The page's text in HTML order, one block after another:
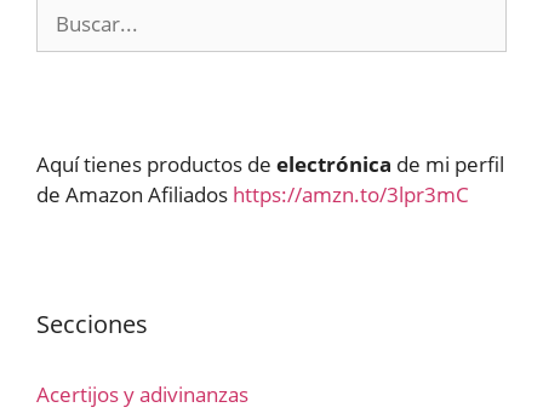
Aquí tienes productos de electrónica de mi perfil
de Amazon Afiliados https://amzn.to/3lpr3mC
Secciones
Acertijos y adivinanzas